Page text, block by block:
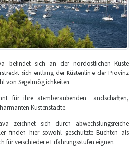
befindet sich an der nordöstlichen Küste
sich entlang der Küstenlinie der Provinz
von Segelmöglichkeiten.
für ihre atemberaubenden Landschaften,
Küstenstädte.
zeichnet sich durch abwechslungsreiche
finden hier sowohl geschützte Buchten als
für verschiedene Erfahrungsstufen eignen.